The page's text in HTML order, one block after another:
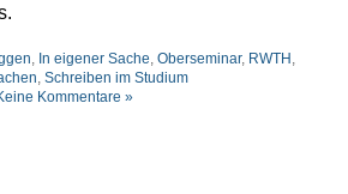
In eigener Sache ,Oberseminar, RWTH
Schreiben im Studium
Kommentare »